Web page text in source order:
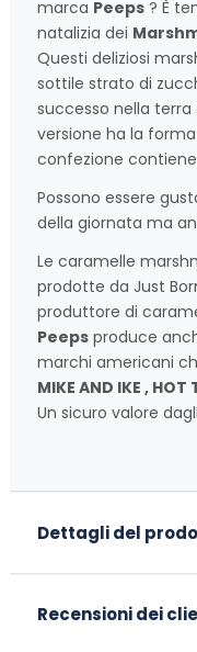
marca Peeps ? È
natalizia dei
Questi deliziosi
sottile strato di
successo nella
versione ha la
confezione contiene
Possono essere
della giornata ma
Le caramelle
prodotte da Just
produttore di
Peeps produce
marchi americani
MIKE AND IKE , HOT
Un sicuro valore dagli
Dettagli del
Recensioni dei